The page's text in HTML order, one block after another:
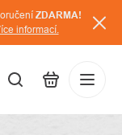
ZDARMA!
informací.